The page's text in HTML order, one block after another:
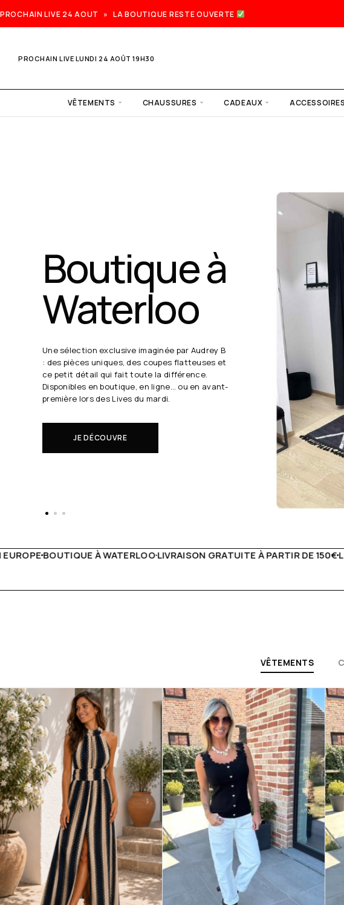
PROCHAIN LIVE 24 AOUT » LA BOUTIQUE RESTE OUVERTE
PROCHAIN LIVE LUNDI 24 AOÛT 19H30
VÊTEMENTS CHAUSSURES CADEAUX ACCESSOIRES
live lundi
24 août
19h30
Chaque semaine, Audrey B. dévoile ses coups
de cœur en direct.
GRATUITE À PARTIR DE 150€LIVE FACEBOOK CHAQUE SEMAINE
VÊTEMENTS